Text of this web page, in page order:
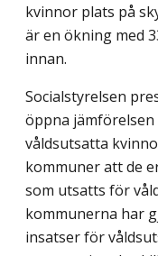
kvinnor plats på
är en ökning med
innan.
Socialstyrelsen
öppna
våldsutsatta
kommuner att de
som utsatts för
kommunerna har
insatser för